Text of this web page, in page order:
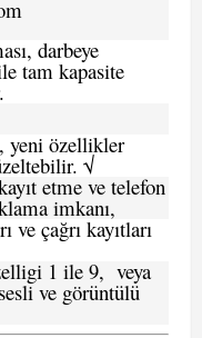
darbeye
tam kapasite
yeni özellikler
√
etme ve telefon
imkanı,
ve çağrı kayıtları
1 ile 9, veya
ve görüntülü